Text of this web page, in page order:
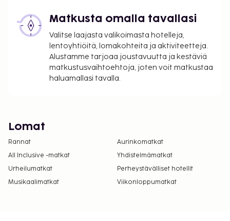
Matkusta omalla tavallasi
Valitse laajasta valikoimasta hotelleja,
lentoyhtiöitä, lomakohteita ja aktiviteetteja.
Alustamme tarjoaa joustavuutta ja kestäviä
matkustusvaihtoehtoja, joten voit matkustaa
haluamallasi tavalla.
Lomat
Rannat
Aurinkomatkat
All Inclusive -matkat
Yhdistelmämatkat
Urheilumatkat
Perheystävälliset hotellit
Musikaalimatkat
Viikonloppumatkat